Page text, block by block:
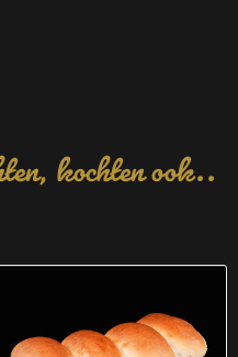
kochten ook..